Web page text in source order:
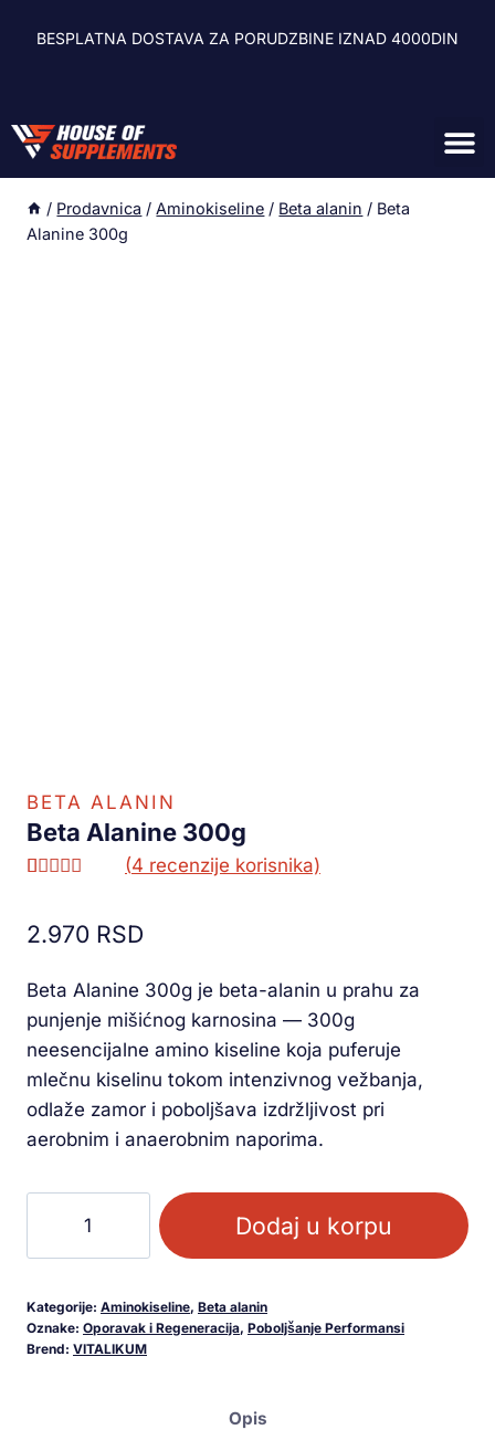
BESPLATNA DOSTAVA ZA PORUDZBINE IZNAD 4000DIN
/ Prodavnica / Aminokiseline / Beta alanin / Beta
Alanine 300g
BETA ALANIN
Beta Alanine 300g
na osnovu
ocene
(4 recenzije korisnika)
2.970 RSD
Beta Alanine 300g je beta-alanin u prahu za
punjenje mišićnog karnosina — 300g
neesencijalne amino kiseline koja puferuje
mlečnu kiselinu tokom intenzivnog vežbanja,
odlaže zamor i poboljšava izdržljivost pri
aerobnim i anaerobnim naporima.
Dodaj u korpu
Kategorije: Aminokiseline, Beta alanin
Oznake: Oporavak i Regeneracija, Poboljšanje Performansi
Brend: VITALIKUM
Opis